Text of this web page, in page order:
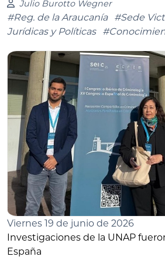
Julio Burotto Wegner
#Reg. de la Araucanía #Sede
Jurídicas y Políticas
Viernes 19 de junio de 2026
Investigaciones de la UNAP
España